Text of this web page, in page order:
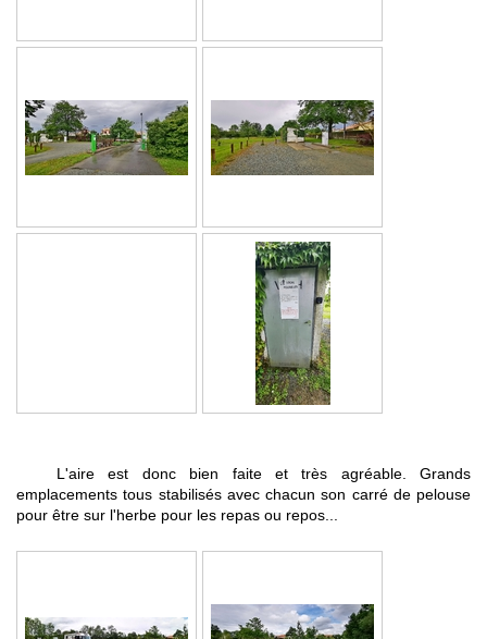
L'aire est donc bien faite et très agréable. Grands
emplacements tous stabilisés avec chacun son carré de pelouse
pour être sur l'herbe pour les repas ou repos...